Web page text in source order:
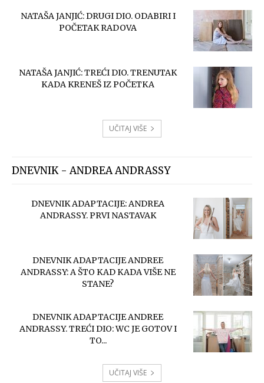
NATAŠA JANJIĆ: DRUGI DIO. ODABIRI I
POČETAK RADOVA
NATAŠA JANJIĆ: TREĆI DIO. TRENUTAK
KADA KRENEŠ IZ POČETKA
UČITAJ VIŠE
DNEVNIK - ANDREA ANDRASSY
DNEVNIK ADAPTACIJE: ANDREA
ANDRASSY. PRVI NASTAVAK
DNEVNIK ADAPTACIJE ANDREE
ANDRASSY: A ŠTO KAD KADA VIŠE NE
STANE?
DNEVNIK ADAPTACIJE ANDREE
ANDRASSY. TREĆI DIO: WC JE GOTOV I
TO...
UČITAJ VIŠE